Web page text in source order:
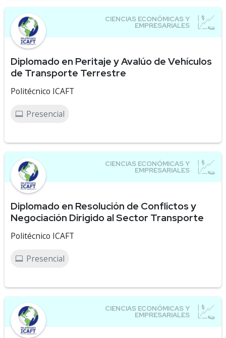
Diplomado en Peritaje y Avalúo de Vehículos
de Transporte Terrestre
Politécnico ICAFT
Presencial
Diplomado en Resolución de Conflictos y
Negociación Dirigido al Sector Transporte
Politécnico ICAFT
Presencial